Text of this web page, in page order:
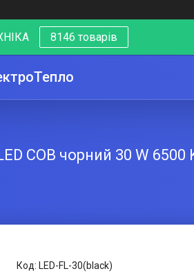
8146 товарів
COB чорний 30 W 6500
Код: LED-FL-30(black)